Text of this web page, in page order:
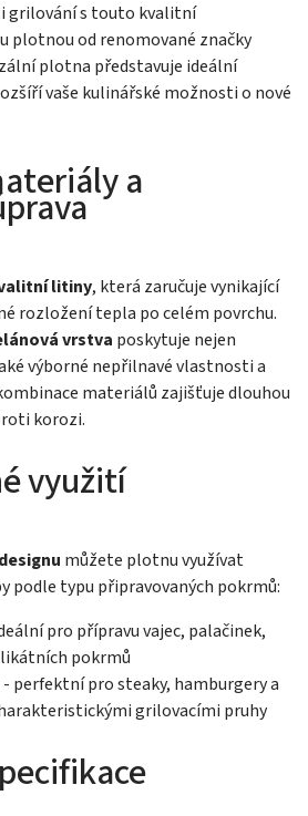
grilování s touto kvalitní
plotnou od renomované značky
plotna představuje ideální
vaše kulinářské možnosti o nové
a
litiny, která zaručuje vynikající
rozložení tepla po celém povrchu.
vrstva poskytuje nejen
výborné nepřilnavé vlastnosti a
materiálů zajišťuje dlouhou
korozi.
využití
můžete plotnu využívat
podle typu připravovaných pokrmů:
pro přípravu vajec, palačinek,
pokrmů
perfektní pro steaky, hamburgery a
grilovacími pruhy